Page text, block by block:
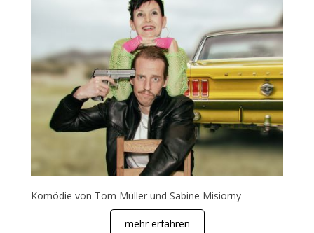
Komödie von Tom Müller und Sabine Misiorny
mehr erfahren